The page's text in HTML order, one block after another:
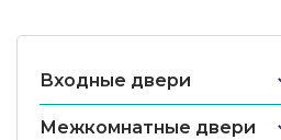
Входные двери
Межкомнатные двери